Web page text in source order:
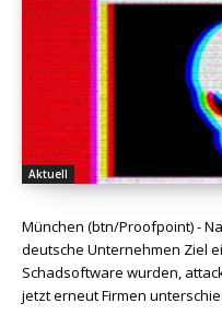
Aktuell
München (btn/Proofpoint) -
deutsche Unternehmen Ziel
Schadsoftware wurden,
jetzt erneut Firmen